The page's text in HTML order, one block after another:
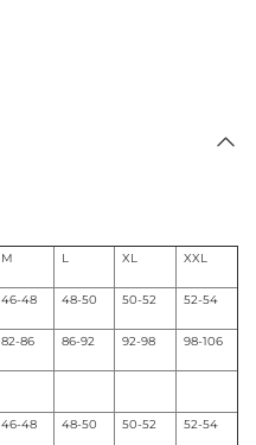
M L XL XXL
46-48 48-50 50-52 52-54
82-86 86-92 92-98 98-106
46-48 48-50 50-52 52-54